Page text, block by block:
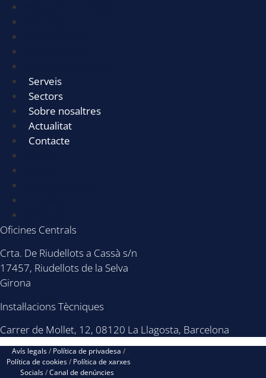
Serveis
Sectors
Sobre nosaltres
Actualitat
Contacte
Oficines Centrals
Crta. De Riudellots a Cassà s/n
17457, Riudellots de la Selva
Girona
Instal·lacions Tècniques
Carrer de Mollet, 12, 08120 La Llagosta, Barcelona
Avís legals/ Política de privadesa /
Política de cookies/ Política de xarxes
Socials/Canal de denúncies